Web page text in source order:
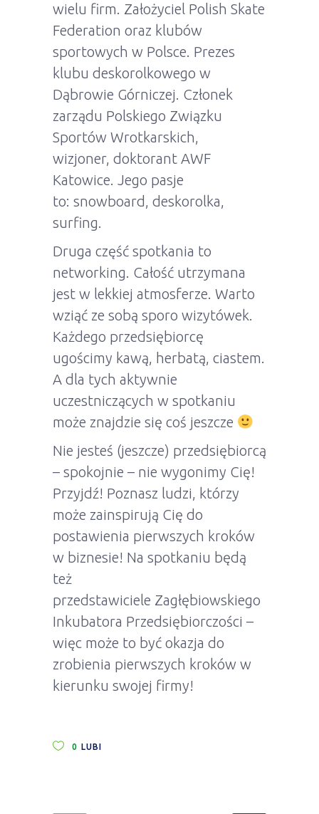
wielu firm. Założyciel Polish Skate
Federation oraz klubów
sportowych w Polsce. Prezes
klubu deskorolkowego w
Dąbrowie Górniczej. Członek
zarządu Polskiego Związku
Sportów Wrotkarskich,
wizjoner, doktorant AWF
Katowice. Jego pasje
to: snowboard, deskorolka,
surfing.
Druga część spotkania to
networking. Całość utrzymana
jest w lekkiej atmosferze. Warto
wziąć ze sobą sporo wizytówek.
Każdego przedsiębiorcę
ugościmy kawą, herbatą, ciastem.
A dla tych aktywnie
uczestniczących w spotkaniu
może znajdzie się coś jeszcze
Nie jesteś (jeszcze) przedsiębiorcą
– spokojnie – nie wygonimy Cię!
Przyjdź! Poznasz ludzi, którzy
może zainspirują Cię do
postawienia pierwszych kroków
w biznesie! Na spotkaniu będą
też
przedstawiciele Zagłębiowskiego
Inkubatora Przedsiębiorczości –
więc może to być okazja do
zrobienia pierwszych kroków w
kierunku swojej firmy!
0 LUBI